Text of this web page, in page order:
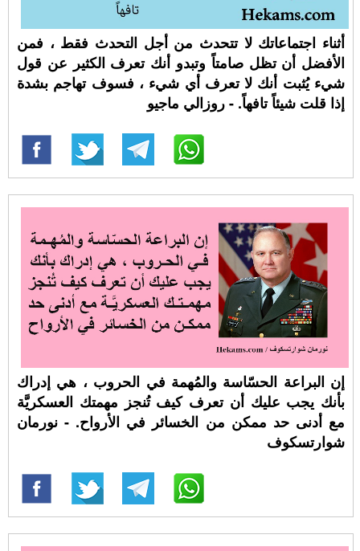
أثناء اجتماعاتك لا تتحدث من أجل التحدث فقط ، فمن
الأفضل أن تظل صامتاً وتبدو أنك تعرف الكثير عن قول
شيء يُثبت أنك لا تعرف أي شيء ، فسوف تهاجم بشدة
إذا قلت شيئاً تافهاً. - روزالي ماجيو
إن البراعة الحسّاسة والمُهمة في الحروب ، هي إدراك
بأنك يجب عليك أن تعرف كيف تُنجز مهمتك العسكريَّة
مع أدنى حد ممكن من الخسائر في الأرواح. - نورمان
شوارتسكوف